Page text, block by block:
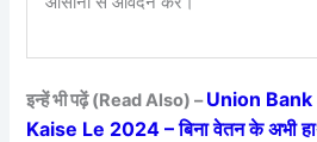
इन्हें भी पढ़ें (Read Also) –Union
Kaise Le 2024 – बिना वेतन के अभी